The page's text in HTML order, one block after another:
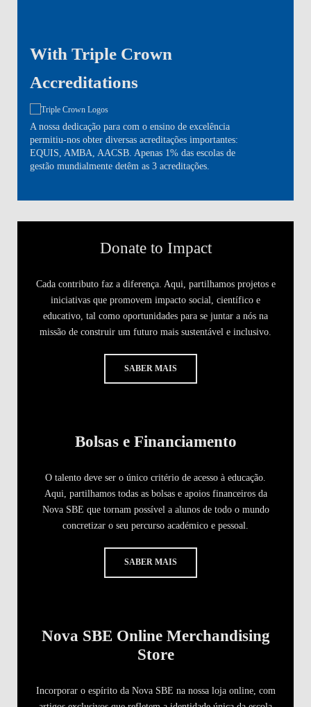
With Triple Crown
Accreditations
A nossa dedicação para com o ensino de excelência
permitiu-nos obter diversas acreditações importantes:
EQUIS, AMBA, AACSB. Apenas 1% das escolas de
gestão mundialmente detêm as 3 acreditações.
Donate to Impact
Cada contributo faz a diferença. Aqui, partilhamos projetos e
iniciativas que promovem impacto social, científico e
educativo, tal como oportunidades para se juntar a nós na
missão de construir um futuro mais sustentável e inclusivo.
SABER MAIS
Bolsas e Financiamento
O talento deve ser o único critério de acesso à educação.
Aqui, partilhamos todas as bolsas e apoios financeiros da
Nova SBE que tornam possível a alunos de todo o mundo
concretizar o seu percurso académico e pessoal.
SABER MAIS
Nova SBE Online Merchandising
Store
Incorporar o espírito da Nova SBE na nossa loja online, com